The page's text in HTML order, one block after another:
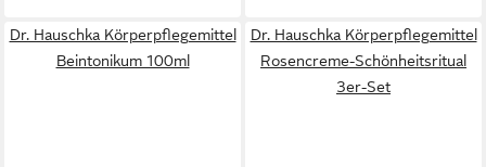
Dr. Hauschka Körperpflegemittel
Beintonikum 100ml
Dr. Hauschka Körperpflegemittel
Rosencreme-Schönheitsritual
3er-Set